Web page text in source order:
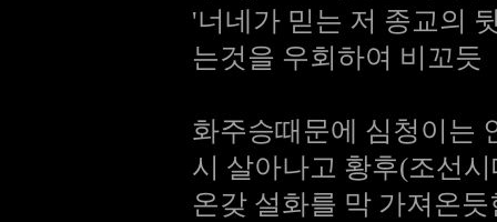
'너네가 믿는 저 종교의
는것을 우회하여 비꼬듯
화주승때문에 심청이는
시 살아나고 황후(조선
온갖 설화를 막 가져온